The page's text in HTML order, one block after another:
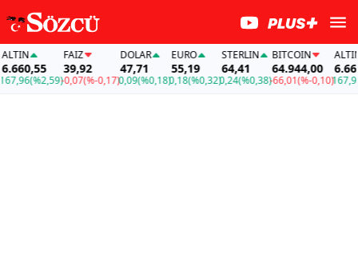
(%2,59)
FAİZ
39,92
-0,07(%-0,17)
DOLAR
47,71
0,09(%0,18)
EURO
55,19
0,18(%0,32)
STERLIN
64,41
0,24(%0,38)
BITCOIN
64.944,00
-66,01(%-0,10)
ALTIN
167,96